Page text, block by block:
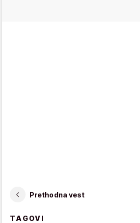
Prethodna vest
TAGOVI